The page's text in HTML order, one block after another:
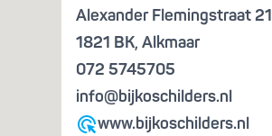
Alexander Flemingstraat 21
1821 BK, Alkmaar
072 5745705
info@bijkoschilders.nl
www.bijkoschilders.nl